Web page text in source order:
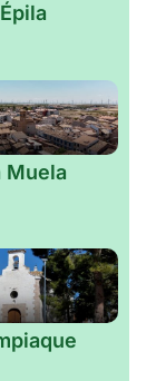
Épila
Muela